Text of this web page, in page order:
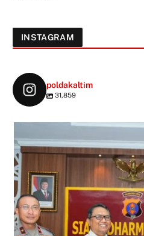
INSTAGRAM
poldakaltim
31,859